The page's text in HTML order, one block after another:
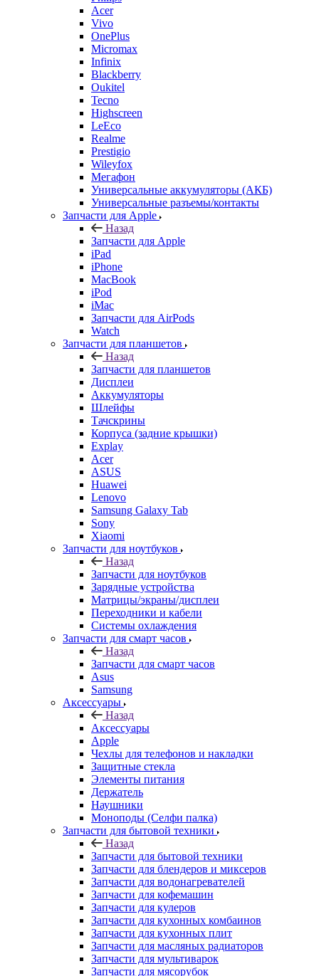
Acer
Vivo
OnePlus
Micromax
Infinix
Blackberry
Oukitel
Tecno
Highscreen
LeEco
Realme
Prestigio
Wileyfox
Мегафон
Универсальные аккумуляторы (АКБ)
Универсальные разъемы/контакты
Запчасти для Apple
Назад
Запчасти для Apple
iPad
iPhone
MacBook
iPod
iMac
Запчасти для AirPods
Watch
Запчасти для планшетов
Назад
Запчасти для планшетов
Дисплеи
Аккумуляторы
Шлейфы
Тачскрины
Корпуса (задние крышки)
Explay
Acer
ASUS
Huawei
Lenovo
Samsung Galaxy Tab
Sony
Xiaomi
Запчасти для ноутбуков
Назад
Запчасти для ноутбуков
Зарядные устройства
Матрицы/экраны/дисплеи
Переходники и кабели
Системы охлаждения
Запчасти для смарт часов
Назад
Запчасти для смарт часов
Asus
Samsung
Аксессуары
Назад
Аксессуары
Apple
Чехлы для телефонов и накладки
Защитные стекла
Элементы питания
Держатель
Наушники
Моноподы (Селфи палка)
Запчасти для бытовой техники
Назад
Запчасти для бытовой техники
Запчасти для блендеров и миксеров
Запчасти для водонагревателей
Запчасти для кофемашин
Запчасти для кулеров
Запчасти для кухонных комбаинов
Запчасти для кухонных плит
Запчасти для масляных радиаторов
Запчасти для мультиварок
Запчасти для мясорубок